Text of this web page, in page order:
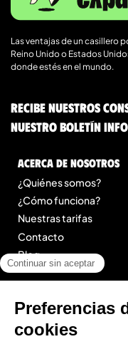
Las ventajas de un casillero
Reino Unido o Estados
donde estés en el mundo.
Recibe nuestros
nuestro boletín
Acerca de nosotros
¿Quiénes somos?
¿Cómo funciona?
Nuestras tarifas
Contacto
Blog
Menciones legales
Condiciones